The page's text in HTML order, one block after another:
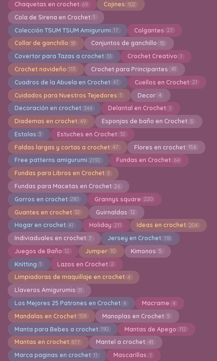
Chaquetas en crochet 69 Cojines 102
Cola de Sirena en Crochet 1
Colección TSUM TSUM Amigurumi 17 Colgantes 27
Collar de ganchillo 18 Conjuntos de ganchillo 15
Covertor para Tazas a crochet 33 Crochet Creativo 1
Crochet navideño 113 Crochet para Principantes 41
Cuadros de la Abuela en Crochet 47 Cuellos en Crochet 21
Cuidados para Nuestros Tejedores 1 Decor 4
Decoración en crochet 344 Delantal en Crochet 1
Diademas en crochet 49 Esponjas de baño en Crochet 5
Estolas 3 Estuches en Crochet 32
Faldas largas y cortas a crochet 47 Flores en crochet 156
Free patterns amigurumi 2192 Fundas en Crochet 64
Fundas para Libros en Crochet 3
Fundas para Macetas en Crochet 26
Gorros en crochet 280 Grannys square 220
Guantes en crochet 32 Guirnaldas 12
Hogar en crochet 41 Holiday 211 Ideas en crochet 204
Indiviaduales en crochet 7 Jersey en Crochet 118
Juegos de Baño 12 Jumper 10 Kimonos 5
Knitting 1 Lazos en Crochet 2
Limpiadoras de maquillaje en crochet 4
Llaveros Amigurumis 11
Los Mejores 25 Patrones en Crochet 4 Macrame 4
Mandalas en Crochet 158 Manoplas en Crochet 5
Manta para Bebes a crochet 190 Mantas de Apego 112
Mantas en crochet 877 Mantel a crochet 41
Marca paginas en crochet 11 Mascarillas 1